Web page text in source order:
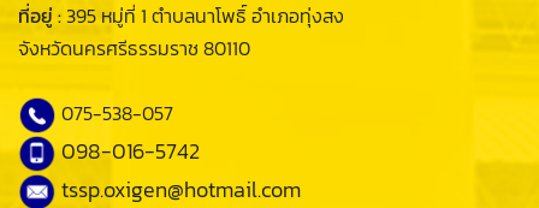
ที่อยู่ :395 หมู่ที่ 1 ตำบลนาโพธิ์ อำเภอทุ่งสง
จังหวัดนครศรีธรรมราช 80110
075-538-057
098-016-5742
tssp.oxigen@hotmail.com